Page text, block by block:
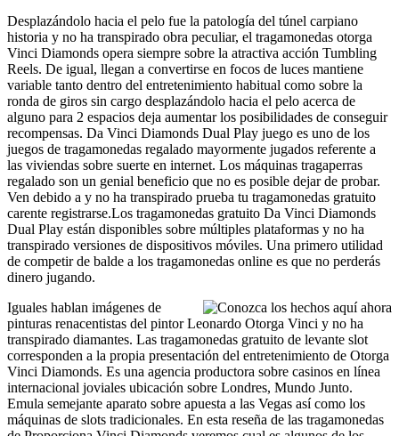
Desplazándolo hacia el pelo fue la patologí­a del túnel carpiano
historia y no ha transpirado obra peculiar, el tragamonedas otorga
Vinci Diamonds opera siempre sobre la atractiva acción Tumbling
Reels. De igual, llegan a convertirse en focos de luces mantiene
variable tanto dentro del entretenimiento habitual como sobre la
ronda de giros sin cargo desplazándolo hacia el pelo acerca de
alguno para 2 espacios deja aumentar los posibilidades de conseguir
recompensas. Da Vinci Diamonds Dual Play juego es uno de los
juegos de tragamonedas regalado mayormente jugados referente a
las viviendas sobre suerte en internet. Los máquinas tragaperras
regalado son un genial beneficio que no es posible dejar de probar.
Ven debido a y no ha transpirado prueba tu tragamonedas gratuito
carente registrarse.Los tragamonedas gratuito Da Vinci Diamonds
Dual Play están disponibles sobre múltiples plataformas y no ha
transpirado versiones de dispositivos móviles. Una primero utilidad
de competir de balde a los tragamonedas online es que no perderás
dinero jugando.
Iguales hablan imágenes de
pinturas renacentistas del pintor Leonardo Otorga Vinci y no ha
transpirado diamantes. Las tragamonedas gratuito de levante slot
corresponden a la propia presentación del entretenimiento de Otorga
Vinci Diamonds. Es una agencia productora sobre casinos en línea
internacional joviales ubicación sobre Londres, Mundo Junto.
Emula semejante aparato sobre apuesta a las Vegas así­ como los
máquinas de slots tradicionales. En esta reseña de las tragamonedas